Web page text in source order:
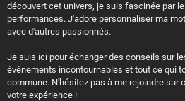
découvert cet univers, je suis fascinée par
performances. J'adore personnaliser ma
avec d'autres passionnés.
Je suis ici pour échanger des conseils sur
événements incontournables et tout ce qui
commune. N'hésitez pas à me rejoindre sur
votre expérience !